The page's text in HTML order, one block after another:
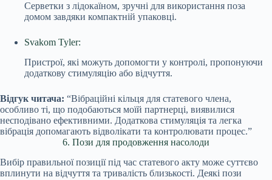
Серветки з лідокаїном, зручні для використання поза
домом завдяки компактній упаковці.
Svakom Tyler:
Пристрої, які можуть допомогти у контролі, пропонуючи
додаткову стимуляцію або відчуття.
Відгук читача: “Вібраційні кільця для статевого члена,
особливо ті, що подобаються моїй партнерці, виявилися
несподівано ефективними. Додаткова стимуляція та легка
вібрація допомагають відволікати та контролювати процес.”
6. Пози для продовження насолоди
Вибір правильної позиції під час статевого акту може суттєво
вплинути на відчуття та тривалість близькості. Деякі пози